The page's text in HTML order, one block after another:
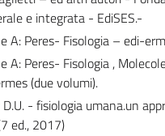
e integrata - EdiSES.-
e A: Peres- Fisologia – edi-
e A: Peres- Fisologia ,
(due volumi).
- fisiologia umana.un
ed., 2017)